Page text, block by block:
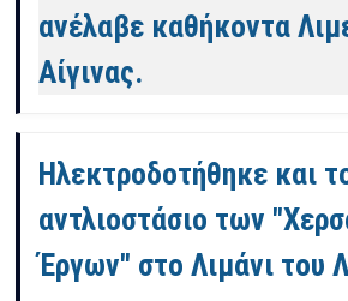
ανέλαβε καθήκοντα
Αίγινας.
Ηλεκτροδοτήθηκε και
αντλιοστάσιο των
Έργων" στο Λιμάνι του